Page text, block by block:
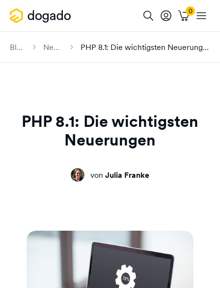
Blog News PHP 8.1: Die wichtigsten Neuerungen
PHP 8.1: Die wichtigsten
Neuerungen
von Julia Franke